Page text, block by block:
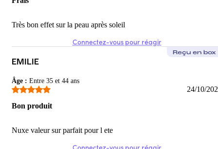
Très bon effet sur la peau après soleil
Connectez-vous pour réagir
EMILIE
Âge : Entre 35 et 44 ans
Reçu en box
24/10/
Bon produit
Nuxe valeur sur parfait pour l ete